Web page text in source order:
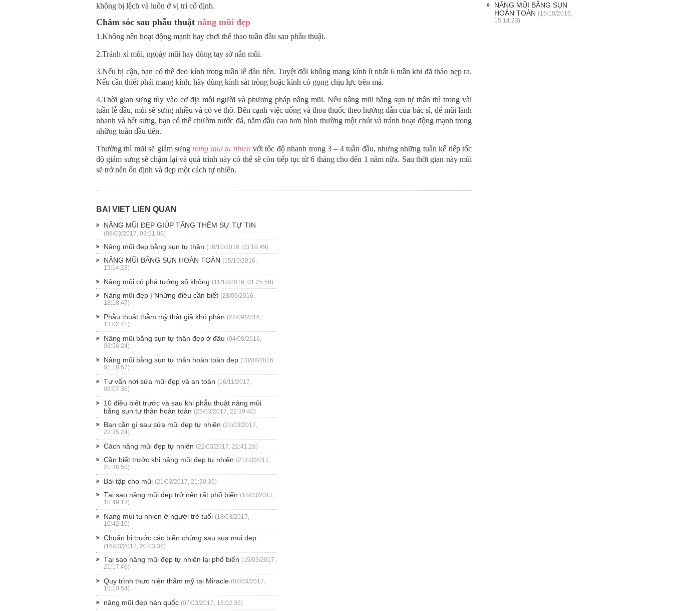
không bị lệch và luôn ở vị trí cố định.
Chăm sóc sau phẫu thuật nâng mũi đẹp
1.Không nên hoạt động mạnh hay chơi thể thao tuần đầu sau phẫu thuật.
2.Tránh xì mũi, ngoáy mũi hay dùng tay sờ nắn mũi.
3.Nếu bị cận, bạn có thể đeo kính trong tuần lễ đầu tiên. Tuyệt đối không mang kính ít nhất 6 tuần khi đã tháo nẹp ra.
Nếu cần thiết phải mang kính, hãy dùng kính sát tròng hoặc kính có gọng chịu lực trên má.
4.Thời gian sưng tùy vào cơ địa mỗi người và phương pháp nâng mũi. Nếu nâng mũi bằng sụn tự thân thì trong vài
tuần lễ đầu, mũi sẽ sưng nhiều và có vẻ thô. Bên cạnh việc uống và thoa thuốc theo hướng dẫn của bác sĩ, để mũi lành
nhanh và hết sưng, bạn có thể chườm nước đá, nằm đầu cao hơn bình thường một chút và tránh hoạt động mạnh trong
những tuần đầu tiên.
Thường thì mũi sẽ giảm sưngnang mui tu nhienvới tốc độ nhanh trong 3 – 4 tuần đầu, nhưng những tuần kế tiếp tốc
độ giảm sưng sẽ chậm lại và quá trình này có thể sẽ còn tiếp tục từ 6 tháng cho đến 1 năm nữa. Sau thời gian này mũi
sẽ trở nên ổn định và đẹp một cách tự nhiên.
BÀI VIẾT LIÊN QUAN
NÂNG MŨI ĐẸP GIÚP TĂNG THÊM SỰ TỰ TIN
(08/03/2017, 09:51:09)
Nâng mũi đẹp bằng sụn tự thân (16/10/2016, 03:19:49)
NÂNG MŨI BẰNG SỤN HOÀN TOÀN (15/10/2016,
15:14:23)
Nâng mũi có phá tướng số không (11/10/2016, 01:25:58)
Nâng mũi đẹp | Những điều cần biết (28/09/2016,
13:18:47)
Phẫu thuật thẫm mỹ thật giả khó phân (28/09/2016,
13:02:41)
Nâng mũi bằng sụn tự thân đẹp ở đâu (04/08/2016,
03:56:24)
Nâng mũi bằng sụn tự thân hoàn toàn đẹp (10/08/2016,
01:18:57)
Tư vấn nơi sửa mũi đẹp và an toàn (16/11/2017,
09:07:36)
10 điều biết trước và sau khi phẫu thuật nâng mũi
bằng sụn tự thân hoàn toàn (23/03/2017, 22:39:40)
Bạn cần gì sau sửa mũi đẹp tự nhiên (23/03/2017,
22:35:24)
Cách nâng mũi đẹp tự nhiên (22/03/2017, 22:41:28)
Cần biết trước khi nâng mũi đẹp tự nhiên (21/03/2017,
21:38:50)
Bài tập cho mũi (21/03/2017, 21:30:36)
Tại sao nâng mũi đẹp trở nên rất phổ biến (18/03/2017,
10:49:13)
Nang mui tu nhien ở người trẻ tuổi (18/03/2017,
10:42:10)
Chuẩn bị trước các biến chứng sau sua mui dep
(16/03/2017, 20:03:36)
Tại sao nâng mũi đẹp tự nhiên lại phổ biến (15/03/2017,
21:17:46)
Quy trình thực hiện thẩm mỹ tại Miracle (08/03/2017,
10:10:54)
nâng mũi đẹp hàn quốc (07/03/2017, 18:02:35)
NÂNG MŨI BẰNG SỤN
HOÀN TOÀN (15/10/2016,
15:14:23)